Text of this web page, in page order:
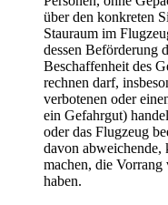
über den konkreten
Stauraum im
dessen Beförderung
Beschaffenheit des
rechnen darf,
verbotenen oder
ein Gefahrgut)
oder das Flugzeug
davon abweichende,
machen, die
haben.